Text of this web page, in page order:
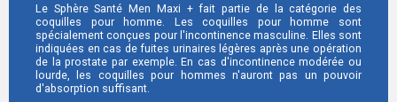
Le Sphère Santé Men Maxi + fait partie de la catégorie des
coquilles pour homme. Les coquilles pour homme sont
spécialement conçues pour l'incontinence masculine. Elles sont
indiquées en cas de fuites urinaires légères après une opération
de la prostate par exemple. En cas d'incontinence modérée ou
lourde, les coquilles pour hommes n'auront pas un pouvoir
d'absorption suffisant.